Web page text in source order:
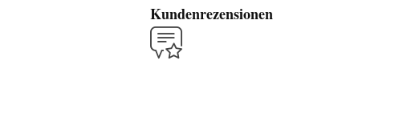
Kundenrezensionen